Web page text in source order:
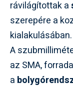
rávilágítottak a
szerepére a
kialakulásában.
A
az SMA,
a